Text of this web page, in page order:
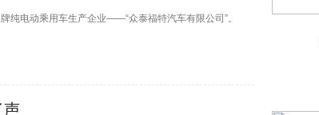
纯电动乘用车生产企业——“众泰福特汽车有限公司”。
声